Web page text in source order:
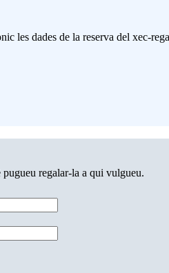
les dades de la reserva del xec-
regalar-la a qui vulgueu.